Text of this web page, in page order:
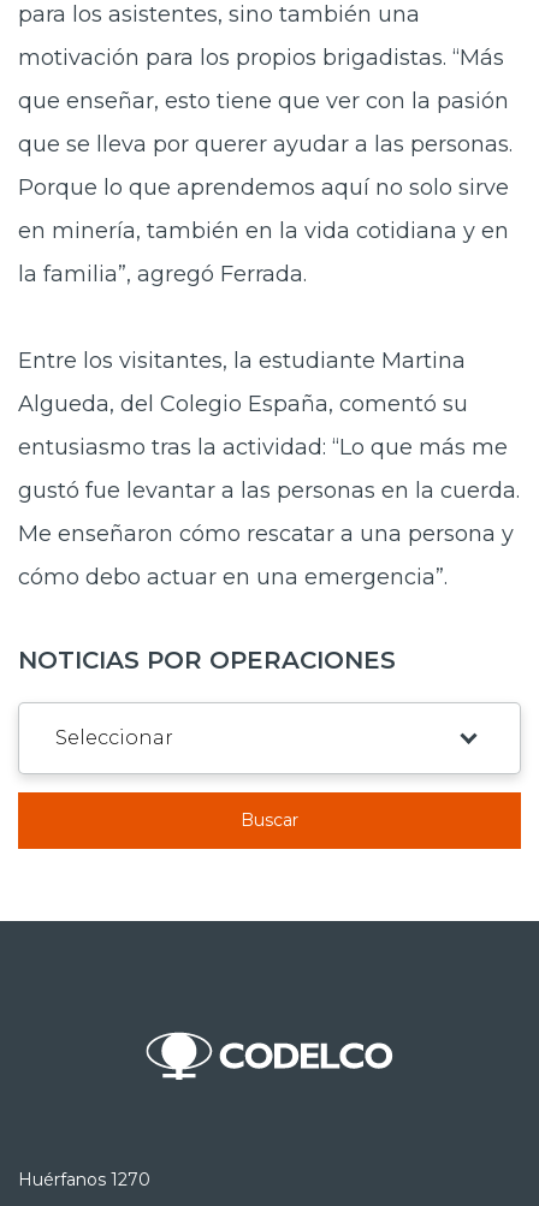
para los asistentes, sino también una
motivación para los propios brigadistas. “Más
que enseñar, esto tiene que ver con la pasión
que se lleva por querer ayudar a las personas.
Porque lo que aprendemos aquí no solo sirve
en minería, también en la vida cotidiana y en
la familia”, agregó Ferrada.
Entre los visitantes, la estudiante Martina
Algueda, del Colegio España, comentó su
entusiasmo tras la actividad: “Lo que más me
gustó fue levantar a las personas en la cuerda.
Me enseñaron cómo rescatar a una persona y
cómo debo actuar en una emergencia”.
NOTICIAS POR OPERACIONES
Buscar
Huérfanos 1270